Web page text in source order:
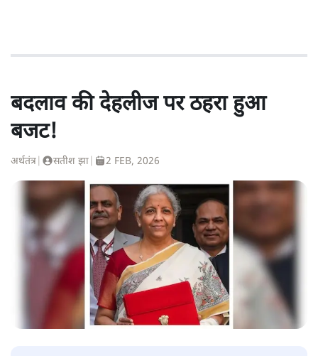
बदलाव की देहलीज पर ठहरा हुआ
बजट!
अर्थतंत्र सतीश झा 2 FEB, 2026